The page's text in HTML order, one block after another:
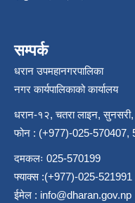
सम्पर्क
धरान उपमहानगरपालिका
नगर कार्यपालिकाको कार्यालय
धरान-१२, चतरा लाइन,
फोन : (+977)-025-570407,
दमकलः 025-570199
फ्याक्स :(+977)-025-521991
ईमेल : info@dharan.gov.np